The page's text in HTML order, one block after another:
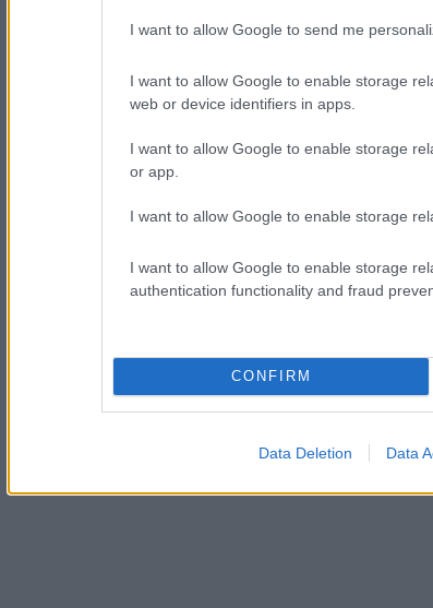
I want to allow Google to send me
I want to allow Google to enable storage
web or device identifiers in apps.
I want to allow Google to enable storage
or app.
I want to allow Google to enable storage
I want to allow Google to enable storage
authentication functionality and fraud
CONFIRM
Data Deletion Data